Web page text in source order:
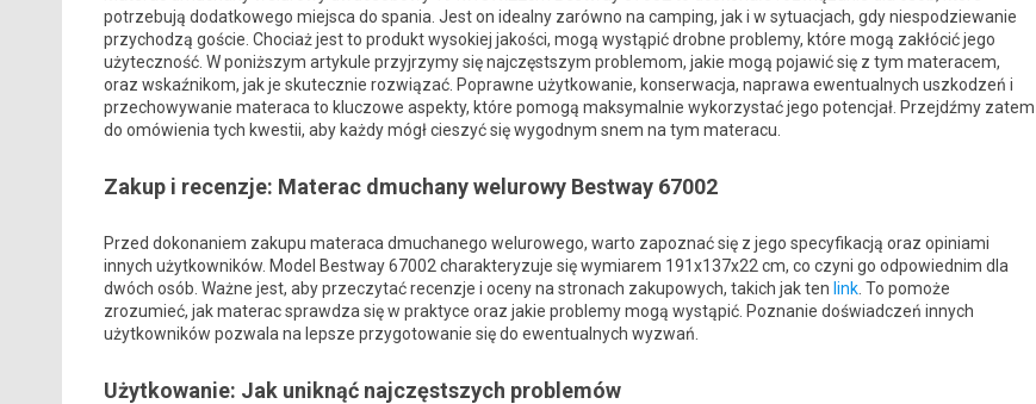
potrzebują dodatkowego miejsca do spania. Jest on idealny zarówno na camping, jak i w sytuacjach, gdy niespodziewanie
przychodzą goście. Chociaż jest to produkt wysokiej jakości, mogą wystąpić drobne problemy, które mogą zakłócić jego
użyteczność. W poniższym artykule przyjrzymy się najczęstszym problemom, jakie mogą pojawić się z tym materacem,
oraz wskaźnikom, jak je skutecznie rozwiązać. Poprawne użytkowanie, konserwacja, naprawa ewentualnych uszkodzeń i
przechowywanie materaca to kluczowe aspekty, które pomogą maksymalnie wykorzystać jego potencjał. Przejdźmy zatem
do omówienia tych kwestii, aby każdy mógł cieszyć się wygodnym snem na tym materacu.
Zakup i recenzje: Materac dmuchany welurowy Bestway 67002
Przed dokonaniem zakupu materaca dmuchanego welurowego, warto zapoznać się z jego specyfikacją oraz opiniami
innych użytkowników. Model Bestway 67002 charakteryzuje się wymiarem 191x137x22 cm, co czyni go odpowiednim dla
dwóch osób. Ważne jest, aby przeczytać recenzje i oceny na stronach zakupowych, takich jak ten link. To pomoże
zrozumieć, jak materac sprawdza się w praktyce oraz jakie problemy mogą wystąpić. Poznanie doświadczeń innych
użytkowników pozwala na lepsze przygotowanie się do ewentualnych wyzwań.
Użytkowanie: Jak uniknąć najczęstszych problemów